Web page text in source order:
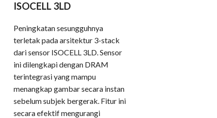
ISOCELL 3LD
Peningkatan sesungguhnya
terletak pada arsitektur 3-stack
dari sensor ISOCELL 3LD. Sensor
ini dilengkapi dengan DRAM
terintegrasi yang mampu
menangkap gambar secara instan
sebelum subjek bergerak. Fitur ini
secara efektif mengurangi